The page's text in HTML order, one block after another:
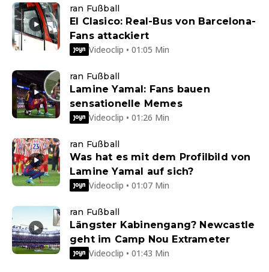
ran Fußball
El Clasico: Real-Bus von Barcelona-
Fans attackiert
Videoclip • 01:05 Min
ran Fußball
Lamine Yamal: Fans bauen
sensationelle Memes
Videoclip • 01:26 Min
ran Fußball
Was hat es mit dem Profilbild von
Lamine Yamal auf sich?
Videoclip • 01:07 Min
ran Fußball
Längster Kabinengang? Newcastle
geht im Camp Nou Extrameter
Videoclip • 01:43 Min